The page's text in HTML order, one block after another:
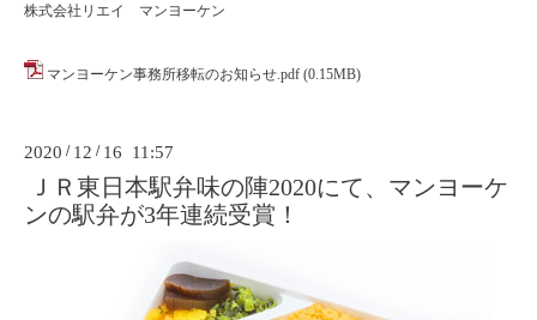
株式会社リエイ マンヨーケン
マンヨーケン事務所移転のお知らせ.pdf (0.15MB)
2020 / 12 / 16 11:57
ＪＲ東日本駅弁味の陣2020にて、マンヨーケ
ンの駅弁が3年連続受賞！